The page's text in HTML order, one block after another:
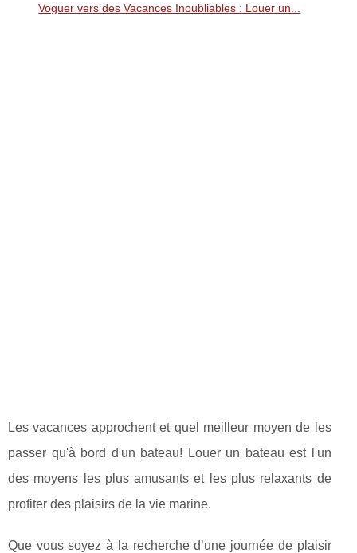
Voguer vers des Vacances Inoubliables : Louer un...
Les vacances approchent et quel meilleur moyen de les
passer qu'à bord d'un bateau! Louer un bateau est l'un
des moyens les plus amusants et les plus relaxants de
profiter des plaisirs de la vie marine.
Que vous soyez à la recherche d’une journée de plaisir